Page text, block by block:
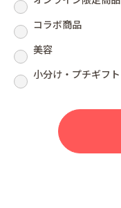
コラボ商品
美容
小分け・プチギフト